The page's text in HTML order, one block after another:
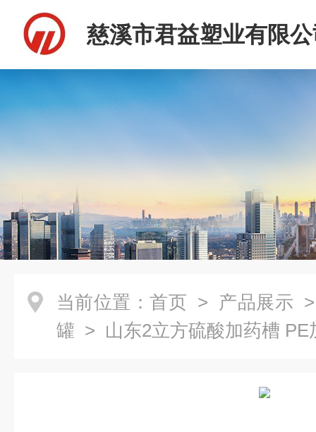
慈溪市君益塑业有限
当前位置： 首页 > 产品展示
罐 > 山东2立方硫酸加药槽 PE